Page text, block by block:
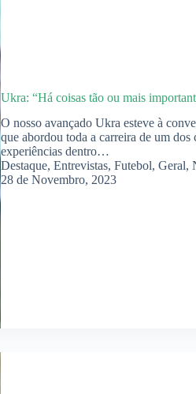
Ukra: “Há coisas tão ou mais
O nosso avançado Ukra esteve à
que abordou toda a carreira de um
experiências dentro…
Destaque,Entrevistas,Futebol,Geral,
28 de Novembro, 2023